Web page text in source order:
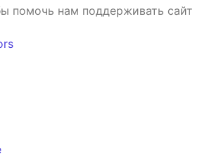
помочь нам поддерживать сайт